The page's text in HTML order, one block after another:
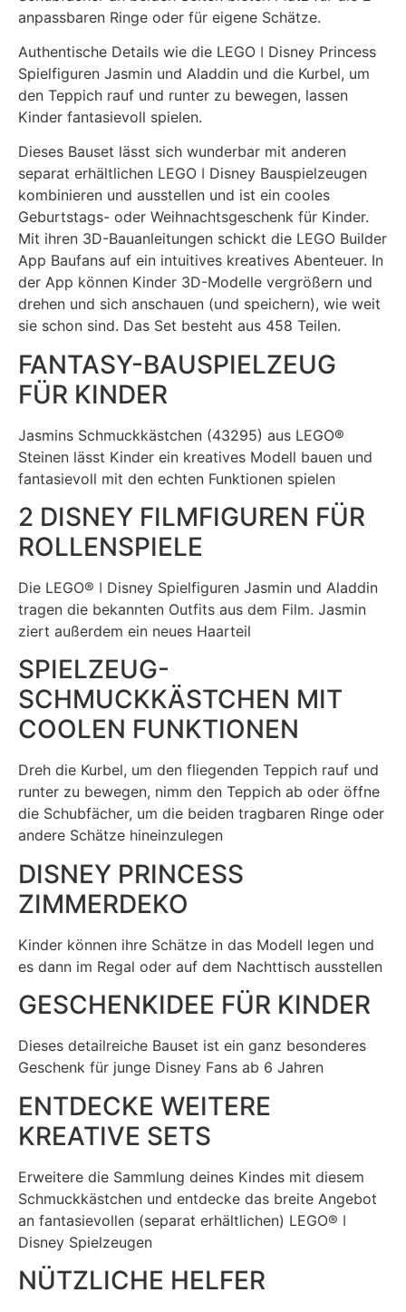
anpassbaren Ringe oder für eigene Schätze.
Authentische Details wie die LEGO ǀ Disney Princess
Spielfiguren Jasmin und Aladdin und die Kurbel, um
den Teppich rauf und runter zu bewegen, lassen
Kinder fantasievoll spielen.
Dieses Bauset lässt sich wunderbar mit anderen
separat erhältlichen LEGO ǀ Disney Bauspielzeugen
kombinieren und ausstellen und ist ein cooles
Geburtstags- oder Weihnachtsgeschenk für Kinder.
Mit ihren 3D-Bauanleitungen schickt die LEGO Builder
App Baufans auf ein intuitives kreatives Abenteuer. In
der App können Kinder 3D-Modelle vergrößern und
drehen und sich anschauen (und speichern), wie weit
sie schon sind. Das Set besteht aus 458 Teilen.
FANTASY-BAUSPIELZEUG
FÜR KINDER
Jasmins Schmuckkästchen (43295) aus LEGO®
Steinen lässt Kinder ein kreatives Modell bauen und
fantasievoll mit den echten Funktionen spielen
2 DISNEY FILMFIGUREN FÜR
ROLLENSPIELE
Die LEGO® ǀ Disney Spielfiguren Jasmin und Aladdin
tragen die bekannten Outfits aus dem Film. Jasmin
ziert außerdem ein neues Haarteil
SPIELZEUG-
SCHMUCKKÄSTCHEN MIT
COOLEN FUNKTIONEN
Dreh die Kurbel, um den fliegenden Teppich rauf und
runter zu bewegen, nimm den Teppich ab oder öffne
die Schubfächer, um die beiden tragbaren Ringe oder
andere Schätze hineinzulegen
DISNEY PRINCESS
ZIMMERDEKO
Kinder können ihre Schätze in das Modell legen und
es dann im Regal oder auf dem Nachttisch ausstellen
GESCHENKIDEE FÜR KINDER
Dieses detailreiche Bauset ist ein ganz besonderes
Geschenk für junge Disney Fans ab 6 Jahren
ENTDECKE WEITERE
KREATIVE SETS
Erweitere die Sammlung deines Kindes mit diesem
Schmuckkästchen und entdecke das breite Angebot
an fantasievollen (separat erhältlichen) LEGO® ǀ
Disney Spielzeugen
NÜTZLICHE HELFER